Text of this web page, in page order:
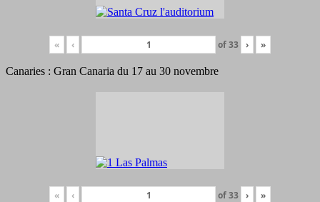
« ‹ of33 › »
Canaries : Gran Canaria du 17 au 30 novembre
« ‹ of33 › »